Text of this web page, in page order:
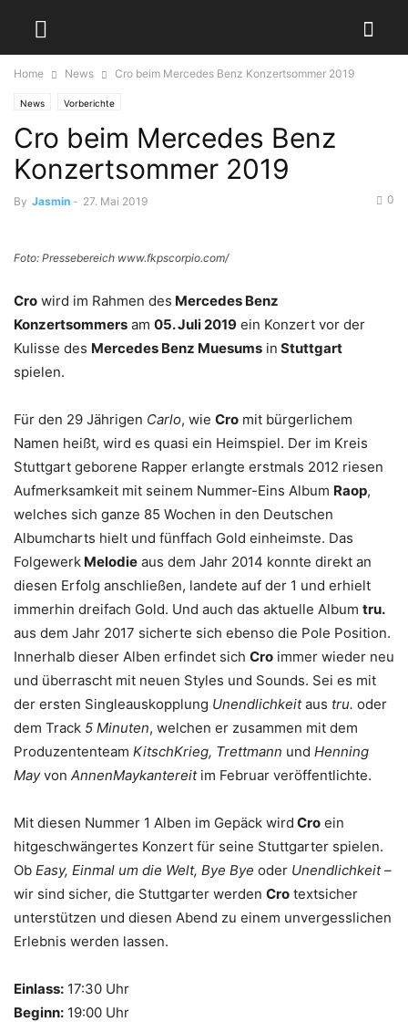
Home News Cro beim Mercedes Benz Konzertsommer 2019
News Vorberichte
Cro beim Mercedes Benz
Konzertsommer 2019
By Jasmin - 27. Mai 2019 0
Foto: Pressebereich www.fkpscorpio.com/
Cro wird im Rahmen des Mercedes Benz
Konzertsommers am 05. Juli 2019 ein Konzert vor der
Kulisse des Mercedes Benz Muesums in Stuttgart
spielen.
Für den 29 Jährigen Carlo, wie Cro mit bürgerlichem
Namen heißt, wird es quasi ein Heimspiel. Der im Kreis
Stuttgart geborene Rapper erlangte erstmals 2012 riesen
Aufmerksamkeit mit seinem Nummer-Eins Album Raop,
welches sich ganze 85 Wochen in den Deutschen
Albumcharts hielt und fünffach Gold einheimste. Das
Folgewerk Melodie aus dem Jahr 2014 konnte direkt an
diesen Erfolg anschließen, landete auf der 1 und erhielt
immerhin dreifach Gold. Und auch das aktuelle Album tru.
aus dem Jahr 2017 sicherte sich ebenso die Pole Position.
Innerhalb dieser Alben erfindet sich Cro immer wieder neu
und überrascht mit neuen Styles und Sounds. Sei es mit
der ersten Singleauskopplung Unendlichkeitaus tru. oder
dem Track 5 Minuten, welchen er zusammen mit dem
Produzententeam KitschKrieg, Trettmann und Henning
Mayvon AnnenMaykantereitim Februar veröffentlichte.
Mit diesen Nummer 1 Alben im Gepäck wird Cro ein
hitgeschwängertes Konzert für seine Stuttgarter spielen.
Ob Easy, Einmal um die Welt, Bye Bye oder Unendlichkeit –
wir sind sicher, die Stuttgarter werden Cro textsicher
unterstützen und diesen Abend zu einem unvergesslichen
Erlebnis werden lassen.
Einlass: 17:30 Uhr
Beginn: 19:00 Uhr